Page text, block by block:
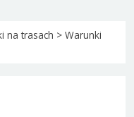
na trasach > Warunki